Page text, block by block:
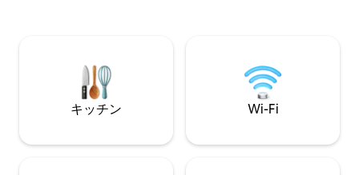
ことで、最大6名様まで快適にお過ごしい
ただけます。本宿泊施設の各部屋には
SONOが設置されています。VRBOには掲
載されていません
キッチン Wi-Fi